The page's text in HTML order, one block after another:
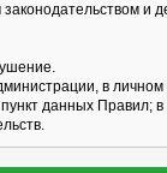
в
данных Правил;